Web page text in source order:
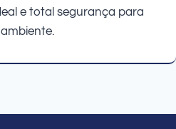
e total segurança para